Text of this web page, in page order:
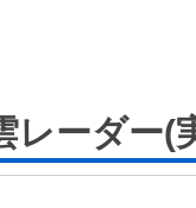
レーダー(